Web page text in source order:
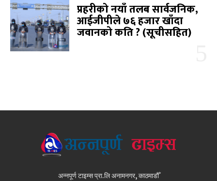
प्रहरीको नयाँ तलब सार्वजनिक,
आईजीपीले ७६ हजार खाँदा
जवानको कति ? (सूचीसहित)
अन्नपूर्ण टाइम्स प्रा.लि अनामनगर, काठमाडौँ